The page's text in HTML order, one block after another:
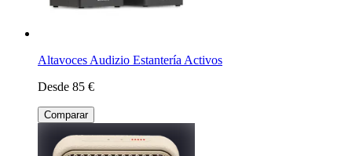
Altavoces Audizio Estantería Activos
Desde 85 €
Comparar